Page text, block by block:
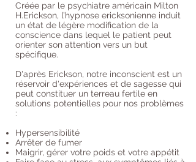
Créée par le psychiatre américain Milton
H.Erickson, l’hypnose ericksonienne induit
un état de légère modification de la
conscience dans lequel le patient peut
orienter son attention vers un but
spécifique.
D'après Erickson, notre inconscient est un
réservoir d'expériences et de sagesse qui
peut constituer un terreau fertile en
solutions potentielles pour nos problèmes
:
Hypersensibilité
Arrêter de fumer
Maigrir, gérer votre poids et votre appétit